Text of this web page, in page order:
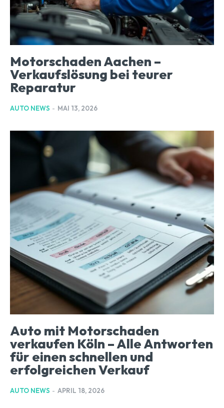
Motorschaden Aachen –
Verkaufslösung bei teurer
Reparatur
AUTO NEWS - MAI 13, 2026
Auto mit Motorschaden
verkaufen Köln – Alle Antworten
für einen schnellen und
erfolgreichen Verkauf
AUTO NEWS - APRIL 18, 2026